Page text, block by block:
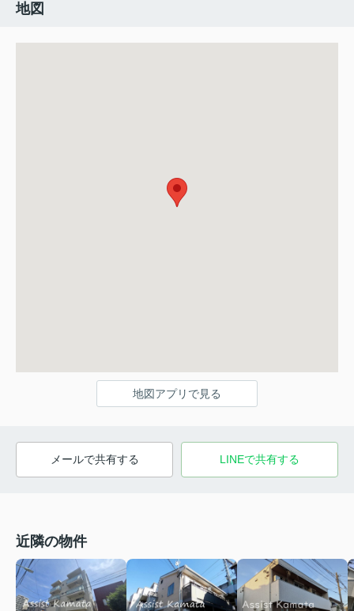
地図
地図アプリで見る
メールで共有する LINEで共有する
近隣の物件